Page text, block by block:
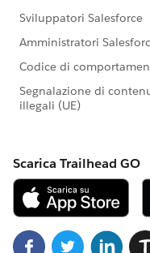
※こちらでの回答は
合はケース起票をお